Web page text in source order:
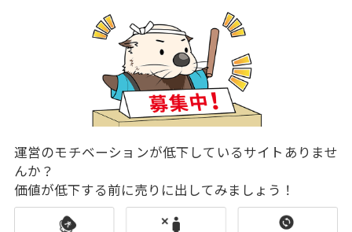
運営のモチベーションが低下しているサイトありませ
んか？
価値が低下する前に売りに出してみましょう！